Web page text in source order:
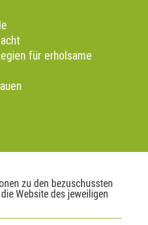
für erholsame
zu den bezuschussten
Website des jeweiligen